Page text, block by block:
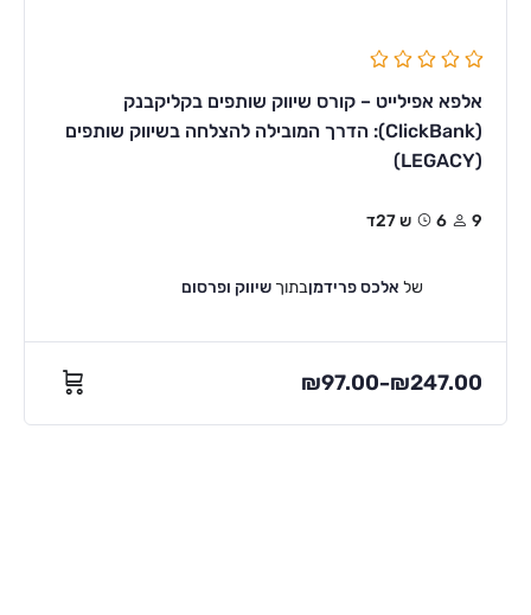
אלפא אפילייט – קורס שיווק שותפים בקליקבנק
(ClickBank): הדרך המובילה להצלחה בשיווק שותפים
(LEGACY)
9 6ש 27ד
של אלכס פרידמןבתוך שיווק ופרסום
₪97.00–₪247.00